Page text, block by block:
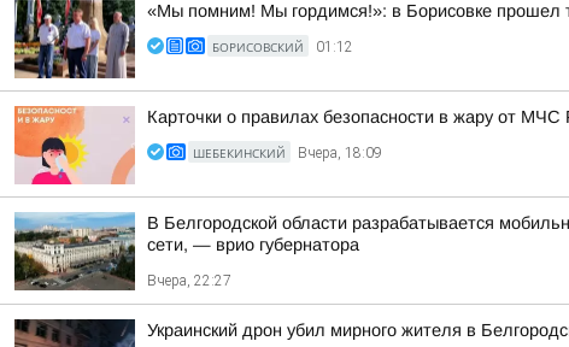
«Мы помним! Мы гордимся!»: в Борисовке прошел
БОРИСОВСКИЙ 01:12
Карточки о правилах безопасности в жару от МЧС
ШЕБЕКИНСКИЙ Вчера, 18:09
В Белгородской области разрабатывается
сети, — врио губернатора
Вчера, 22:27
Украинский дрон убил мирного жителя в